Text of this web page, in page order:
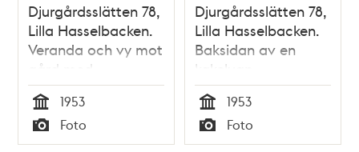
Djurgårdsslätten 78,
Lilla Hasselbacken.
Veranda och vy mot
gård med
trädgårdsmöbler
Tid
1953
Typ
Foto
Djurgårdsslätten 78,
Lilla Hasselbacken.
Baksidan av en
kakelugn
Tid
1953
Typ
Foto